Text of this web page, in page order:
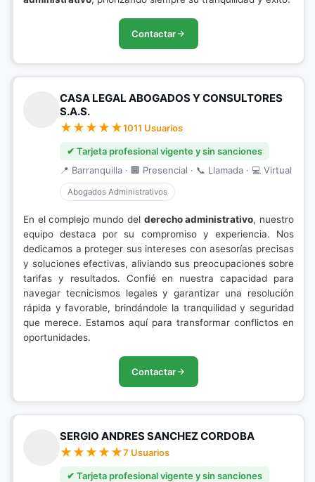
Contactar
CASA LEGAL ABOGADOS Y CONSULTORES
S.A.S.
1011 Usuarios
✔ Tarjeta profesional vigente y sin sanciones
📍 Barranquilla · 🏢 Presencial · 📞 Llamada · 💻 Virtual
Abogados Administrativos
En el complejo mundo del derecho administrativo, nuestro
equipo destaca por su compromiso y experiencia. Nos
dedicamos a proteger sus intereses con asesorías precisas
y soluciones efectivas, aliviando sus preocupaciones sobre
tarifas y resultados. Confié en nuestra capacidad para
navegar tecnicismos legales y garantizar una resolución
rápida y favorable, brindándole la tranquilidad y seguridad
que merece. Estamos aquí para transformar conflictos en
oportunidades.
Contactar
SERGIO ANDRES SANCHEZ CORDOBA
7 Usuarios
✔ Tarjeta profesional vigente y sin sanciones